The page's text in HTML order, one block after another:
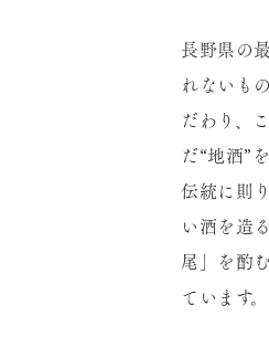
長野県の
れないも
だわり、
だ“地酒”
伝統に則
い酒を造
尾」を酌
ています。